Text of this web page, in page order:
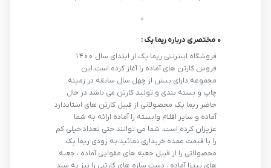
0 مختصری درباره ریما پک :
فروشگاه اینترنتی ریما پک از ابتدای سال ۱۴۰۰
فروش کارتن های آماده را آغاز کرده است.این
مجموعه دارای بیش از چهل سال سابقه در زمینه
چاپ و بسته بندی و تولید کارتن می باشد.در حال
حاضر ریما پک محصولاتی از قبیل کارتن های استاندارد
آماده و سایر اقلام وابسته را آماده ارائه به شما
عزیزان کرده است. شما می توانند حتی تعداد خیلی کم
را با قیمت عمده خریداری نمائید.به زودی ریما پک
محصولاتی را از قبیل جعبه های مقوایی آماده ، جعبه
های پیتزا آماده ، دست سازه های کارتنی را نیز به سبد